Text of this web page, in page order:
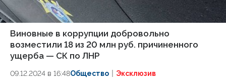
Виновные в коррупции добровольно
возместили 18 из 20 млн руб. причиненного
ущерба — СК по ЛНР
09.12.2024 в 16:48Общество Эксклюзив